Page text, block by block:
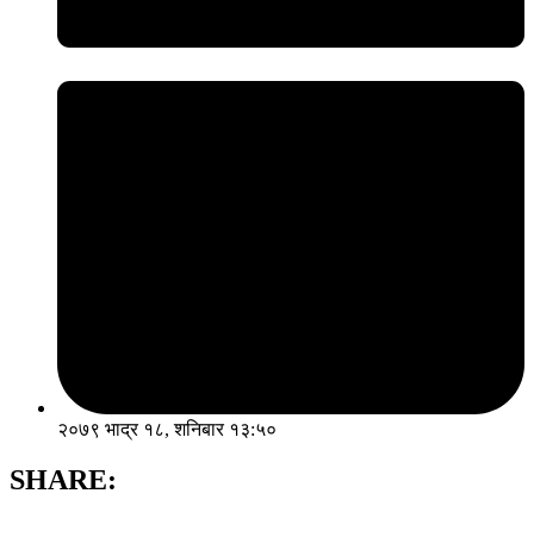
२०७९ भाद्र १८, शनिबार १३:५०
SHARE: